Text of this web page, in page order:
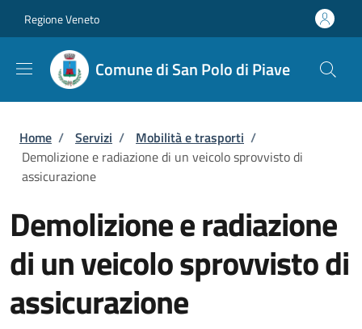
Regione Veneto
Comune di San Polo di Piave
Briciole di pane
Home / Servizi / Mobilità e trasporti /
Demolizione e radiazione di un veicolo sprovvisto di
assicurazione
Demolizione e radiazione
di un veicolo sprovvisto di
assicurazione